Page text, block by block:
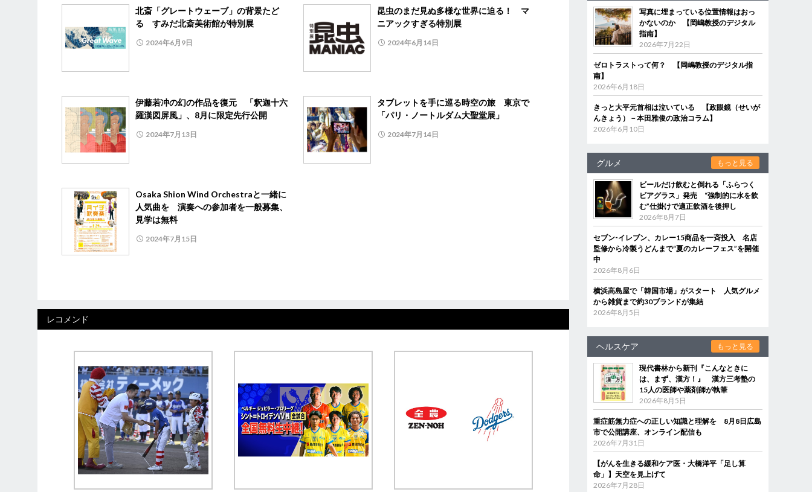
北斎「グレートウェーブ」の背景たど
る すみだ北斎美術館が特別展
2024年6月9日
昆虫のまだ見ぬ多様な世界に迫る！ マ
ニアックすぎる特別展
2024年6月14日
伊藤若冲の幻の作品を復元 「釈迦十六
羅漢図屏風」、8月に限定先行公開
2024年7月13日
タブレットを手に巡る時空の旅 東京で
「パリ・ノートルダム大聖堂展」
2024年7月14日
Osaka Shion Wind Orchestraと一緒に
人気曲を 演奏への参加者を一般募集、
見学は無料
2024年7月15日
レコメンド
写真に埋まっている位置情報はおっ
かないのか 【岡嶋教授のデジタル
指南】
2026年7月22日
ゼロトラストって何？ 【岡嶋教授のデジタル指
南】
2026年6月18日
きっと大平元首相は泣いている 【政眼鏡（せいが
んきょう）－本田雅俊の政治コラム】
2026年6月10日
グルメ もっと見る
ビールだけ飲むと倒れる「ふらつく
ビアグラス」発売 “強制的に水を飲
む”仕掛けで適正飲酒を後押し
2026年8月7日
セブン‐イレブン、カレー15商品を一斉投入 名店
監修から冷製うどんまで“夏のカレーフェス”を開催
中
2026年8月6日
横浜高島屋で「韓国市場」がスタート 人気グルメ
から雑貨まで約30ブランドが集結
2026年8月5日
ヘルスケア もっと見る
現代書林から新刊『こんなときに
は、まず、漢方！』 漢方三考塾の
15人の医師や薬剤師が執筆
2026年8月5日
重症筋無力症への正しい知識と理解を 8月8日広島
市で公開講座、オンライン配信も
2026年7月31日
【がんを生きる緩和ケア医・大橋洋平「足し算
命」】天空を見上げて
2026年7月28日